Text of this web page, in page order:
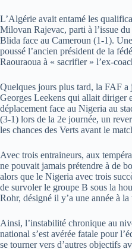
L’Algérie avait entamé les
Milovan Rajevac, parti à l’issue
Blida face au Cameroun (1-1).
poussé l’ancien président de la
Raouraoua à « sacrifier » l’ex-
Quelques jours plus tard, la FAF
Georges Leekens qui allait diriger
déplacement face au Nigeria au
(3-1) lors de la 2e journée, un
les chances des Verts avant le
Avec trois entraineurs, aux
ne pouvait jamais prétendre à de
alors que le Nigeria avec trois
de survoler le groupe B sous la
Rohr, désigné il y’a une année à
Ainsi, l’instabilité chronique au
national s’est avérée fatale pour
se tourner vers d’autres objectifs